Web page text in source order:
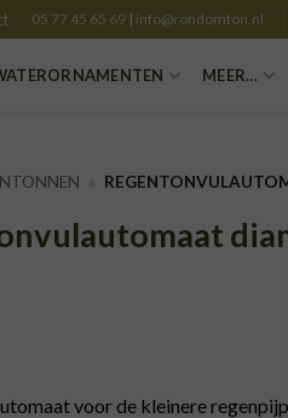
05 77 45 65 69 | info@rondomton.nl
MEER…
»
voor de kleinere